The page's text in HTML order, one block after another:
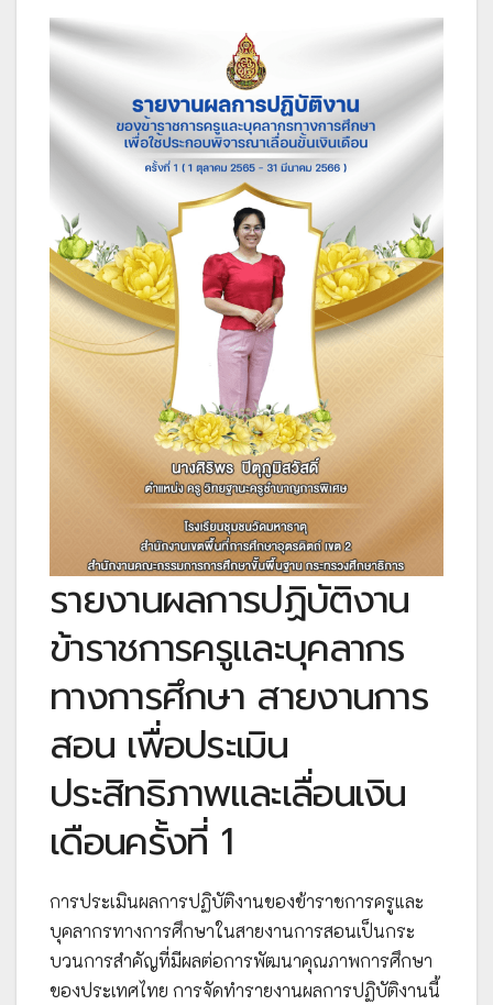
รายงานผลการปฏิบัติงาน
ข้าราชการครูและบุคลากร
ทางการศึกษา สายงานการ
สอน เพื่อประเมิน
ประสิทธิภาพและเลื่อนเงิน
เดือนครั้งที่ 1
การประเมินผลการปฏิบัติงานของข้าราชการครูและ
บุคลากรทางการศึกษาในสายงานการสอนเป็นกระ
บวนการสำคัญที่มีผลต่อการพัฒนาคุณภาพการศึกษา
ของประเทศไทย การจัดทำรายงานผลการปฏิบัติงานนี้